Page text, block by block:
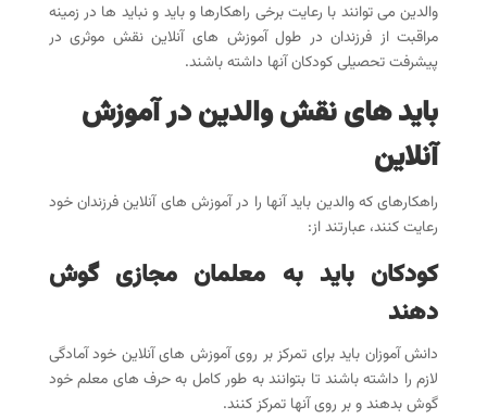
والدین می توانند با رعایت برخی راهکارها و باید و نباید ها در زمینه
مراقبت از فرزندان در طول آموزش های آنلاین نقش موثری در
پیشرفت تحصیلی کودکان آنها داشته باشند.
باید های نقش والدین در آموزش
آنلاین
راهکارهای که والدین باید آنها را در آموزش های آنلاین فرزندان خود
رعایت کنند، عبارتند از:
کودکان باید به معلمان مجازی گوش
دهند
دانش آموزان باید برای تمرکز بر روی آموزش های آنلاین خود آمادگی
لازم را داشته باشند تا بتوانند به طور کامل به حرف های معلم خود
گوش بدهند و بر روی آنها تمرکز کنند.